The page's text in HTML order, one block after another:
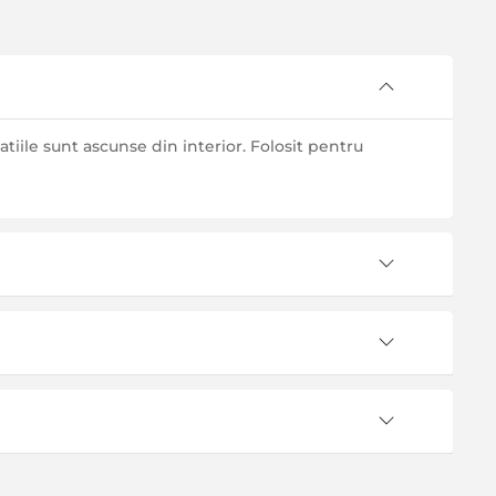
sunt ascunse din interior. Folosit pentru